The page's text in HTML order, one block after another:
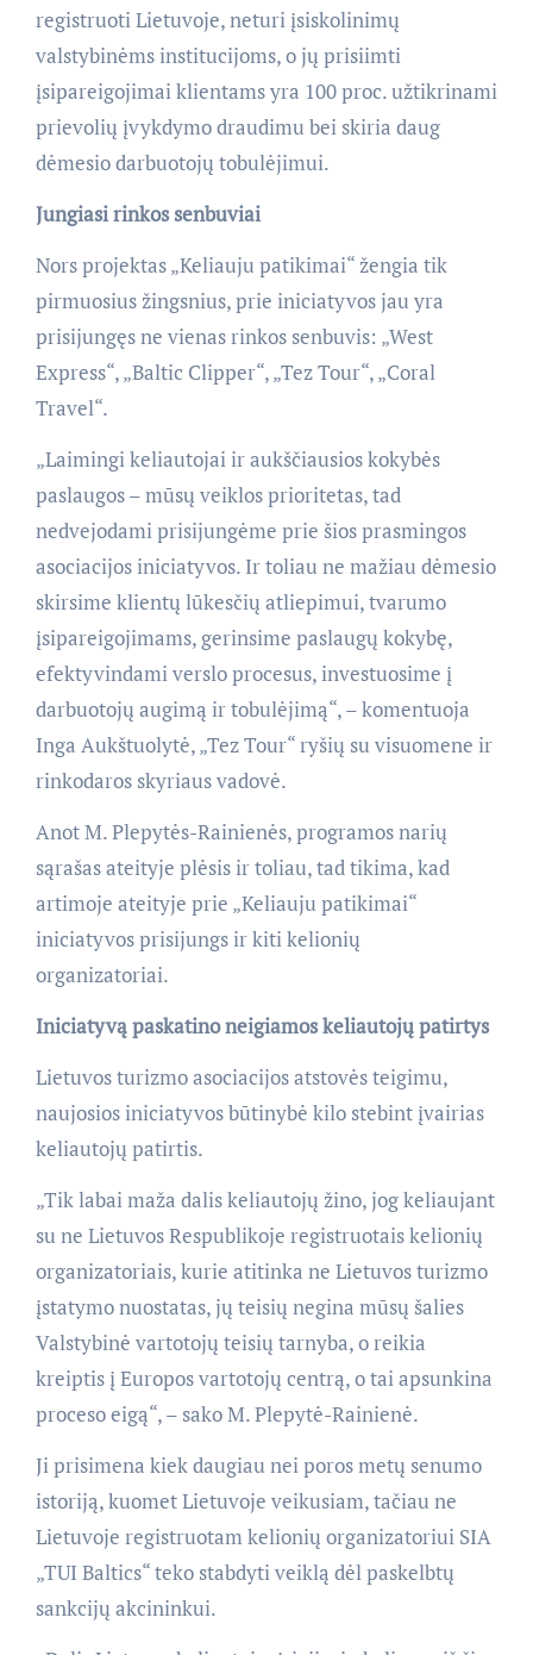
registruoti Lietuvoje, neturi įsiskolinimų
valstybinėms institucijoms, o jų prisiimti
įsipareigojimai klientams yra 100 proc. užtikrinami
prievolių įvykdymo draudimu bei skiria daug
dėmesio darbuotojų tobulėjimui.
Jungiasi rinkos senbuviai
Nors projektas „Keliauju patikimai“ žengia tik
pirmuosius žingsnius, prie iniciatyvos jau yra
prisijungęs ne vienas rinkos senbuvis: „West
Express“, „Baltic Clipper“, „Tez Tour“, „Coral
Travel“.
„Laimingi keliautojai ir aukščiausios kokybės
paslaugos – mūsų veiklos prioritetas, tad
nedvejodami prisijungėme prie šios prasmingos
asociacijos iniciatyvos. Ir toliau ne mažiau dėmesio
skirsime klientų lūkesčių atliepimui, tvarumo
įsipareigojimams, gerinsime paslaugų kokybę,
efektyvindami verslo procesus, investuosime į
darbuotojų augimą ir tobulėjimą“, – komentuoja
Inga Aukštuolytė, „Tez Tour“ ryšių su visuomene ir
rinkodaros skyriaus vadovė.
Anot M. Plepytės-Rainienės, programos narių
sąrašas ateityje plėsis ir toliau, tad tikima, kad
artimoje ateityje prie „Keliauju patikimai“
iniciatyvos prisijungs ir kiti kelionių
organizatoriai.
Iniciatyvą paskatino neigiamos keliautojų patirtys
Lietuvos turizmo asociacijos atstovės teigimu,
naujosios iniciatyvos būtinybė kilo stebint įvairias
keliautojų patirtis.
„Tik labai maža dalis keliautojų žino, jog keliaujant
su ne Lietuvos Respublikoje registruotais kelionių
organizatoriais, kurie atitinka ne Lietuvos turizmo
įstatymo nuostatas, jų teisių negina mūsų šalies
Valstybinė vartotojų teisių tarnyba, o reikia
kreiptis į Europos vartotojų centrą, o tai apsunkina
proceso eigą“, – sako M. Plepytė-Rainienė.
Ji prisimena kiek daugiau nei poros metų senumo
istoriją, kuomet Lietuvoje veikusiam, tačiau ne
Lietuvoje registruotam kelionių organizatoriui SIA
„TUI Baltics“ teko stabdyti veiklą dėl paskelbtų
sankcijų akcininkui.